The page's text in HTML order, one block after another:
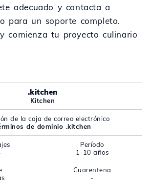
adecuado y contacta a
para un soporte completo.
y comienza tu proyecto culinario
.kitchen
Kitchen
de la caja de correo electrónico
de dominio .kitchen
Período
1-10 años
Cuarentena
-